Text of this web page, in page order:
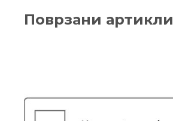
Поврзани артикли